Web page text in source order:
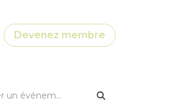
Devenez membre